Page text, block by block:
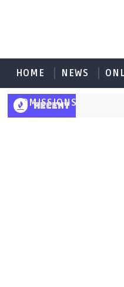
HOME NEWS
ADMISSIONS
RECENT